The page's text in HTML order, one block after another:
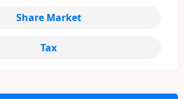
Share Market
Tax